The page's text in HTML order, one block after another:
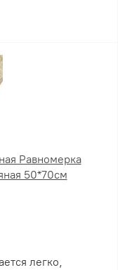
Равномерка
50*70см
легко,